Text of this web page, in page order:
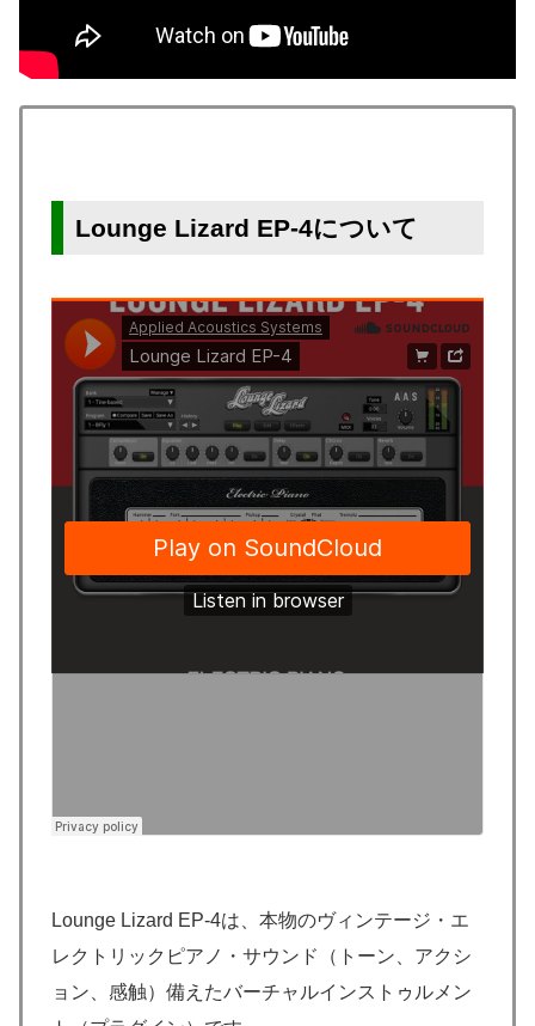
Lounge Lizard EP-4について
Lounge Lizard EP-4は、本物のヴィンテージ・エ
レクトリックピアノ・サウンド（トーン、アクシ
ョン、感触）備えたバーチャルインストゥルメン